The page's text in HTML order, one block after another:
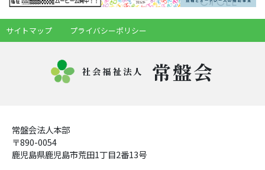
サイトマップ プライバシーポリシー
社会福祉法人 常盤会
常盤会法人本部
〒890-0054
鹿児島県鹿児島市荒田1丁目2番13号